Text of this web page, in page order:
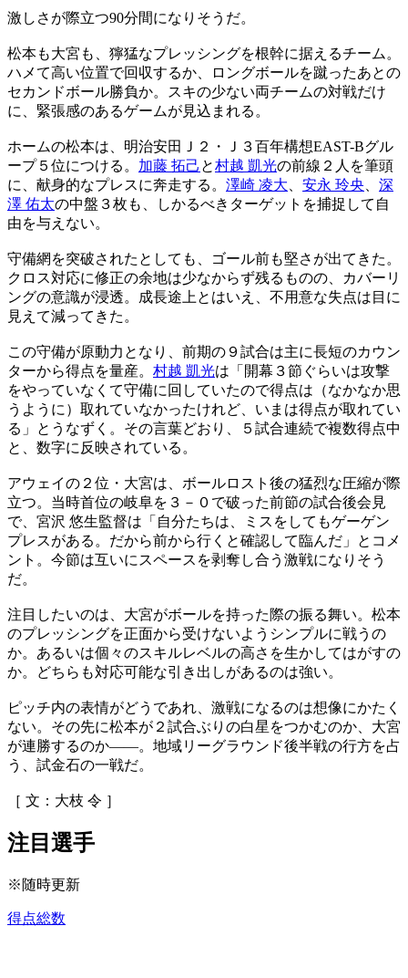
激しさが際立つ90分間になりそうだ。
松本も大宮も、獰猛なプレッシングを根幹に据えるチーム。
ハメて高い位置で回収するか、ロングボールを蹴ったあとの
セカンドボール勝負か。スキの少ない両チームの対戦だけ
に、緊張感のあるゲームが見込まれる。
ホームの松本は、明治安田Ｊ２・Ｊ３百年構想EAST-Bグル
ープ５位につける。 加藤 拓己 と村越 凱光の前線２人を筆頭
に、献身的なプレスに奔走する。 澤崎 凌大 安永 玲央
深
澤 佑太の中盤３枚も、しかるべきターゲットを捕捉して自
由を与えない。
守備網を突破されたとしても、ゴール前も堅さが出てきた。
クロス対応に修正の余地は少なからず残るものの、カバーリ
ングの意識が浸透。成長途上とはいえ、不用意な失点は目に
見えて減ってきた。
この守備が原動力となり、前期の９試合は主に長短のカウン
ターから得点を量産。 村越 凱光は「開幕３節ぐらいは攻撃
をやっていなくて守備に回していたので得点は（なかなか思
うように）取れていなかったけれど、いまは得点が取れてい
る」とうなずく。その言葉どおり、５試合連続で複数得点中
と、数字に反映されている。
アウェイの２位・大宮は、ボールロスト後の猛烈な圧縮が際
立つ。当時首位の岐阜を３－０で破った前節の試合後会見
で、宮沢 悠生監督は「自分たちは、ミスをしてもゲーゲン
プレスがある。だから前から行くと確認して臨んだ」とコメ
ント。今節は互いにスペースを剥奪し合う激戦になりそう
だ。
注目したいのは、大宮がボールを持った際の振る舞い。松本
のプレッシングを正面から受けないようシンプルに戦うの
か。あるいは個々のスキルレベルの高さを生かしてはがすの
か。どちらも対応可能な引き出しがあるのは強い。
ピッチ内の表情がどうであれ、激戦になるのは想像にかたく
ない。その先に松本が２試合ぶりの白星をつかむのか、大宮
が連勝するのか――。地域リーグラウンド後半戦の行方を占
う、試金石の一戦だ。
［ 文：大枝 令 ］
注目選手
※随時更新
得点総数